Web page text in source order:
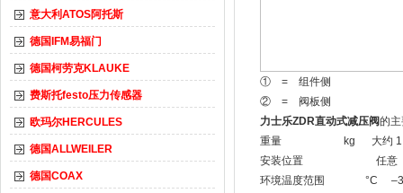
意大利ATOS阿托斯
德国IFM易福门
德国柯劳克KLAUKE
费斯托festo压力传感器
欧玛尔HERCULES
德国ALLWEILER
德国COAX
① = 组件侧
② = 阀板侧
力士乐ZDR直动式减压阀的
重量 kg 大约
安装位置 任意
环境温度范围 °C –30